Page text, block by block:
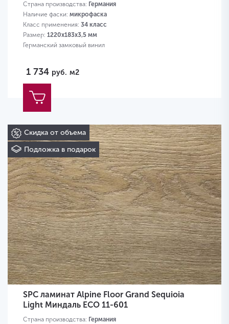
Страна производства: Германия
Наличие фаски: микрофаска
Класс применения: 34 класс
Размер: 1220х183х3,5 мм
Германский замковый винил
1 734 руб. м2
Скидка от объема
Подложка в подарок
SPC ламинат Alpine Floor Grand Sequioia
Light Миндаль ЕСО 11-601
Страна производства: Германия